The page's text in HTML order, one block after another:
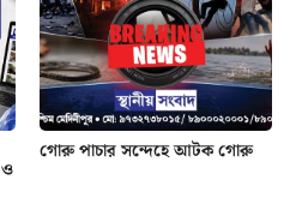
ও
গোরু পাচার সন্দেহে আটক গোরু